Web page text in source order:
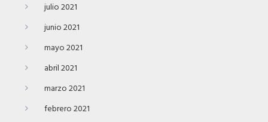
julio 2021
junio 2021
mayo 2021
abril 2021
marzo 2021
febrero 2021